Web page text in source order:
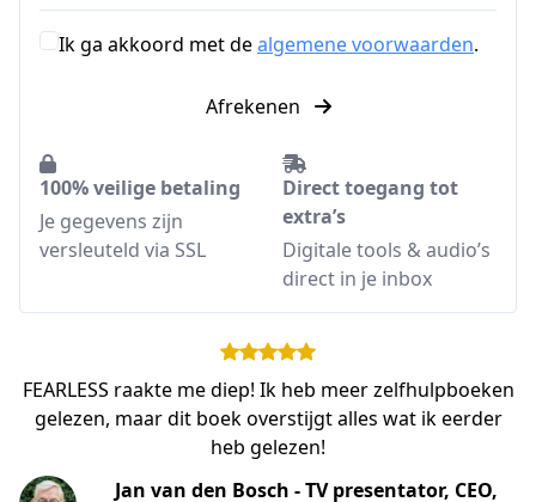
Ik ga akkoord met dealgemene voorwaarden.
Afrekenen
100% veilige betaling
Je gegevens zijn
versleuteld via SSL
Direct toegang tot
extra’s
Digitale tools & audio’s
direct in je inbox
FEARLESS raakte me diep! Ik heb meer zelfhulpboeken
gelezen, maar dit boek overstijgt alles wat ik eerder
heb gelezen!
Jan van den Bosch - TV presentator, CEO,